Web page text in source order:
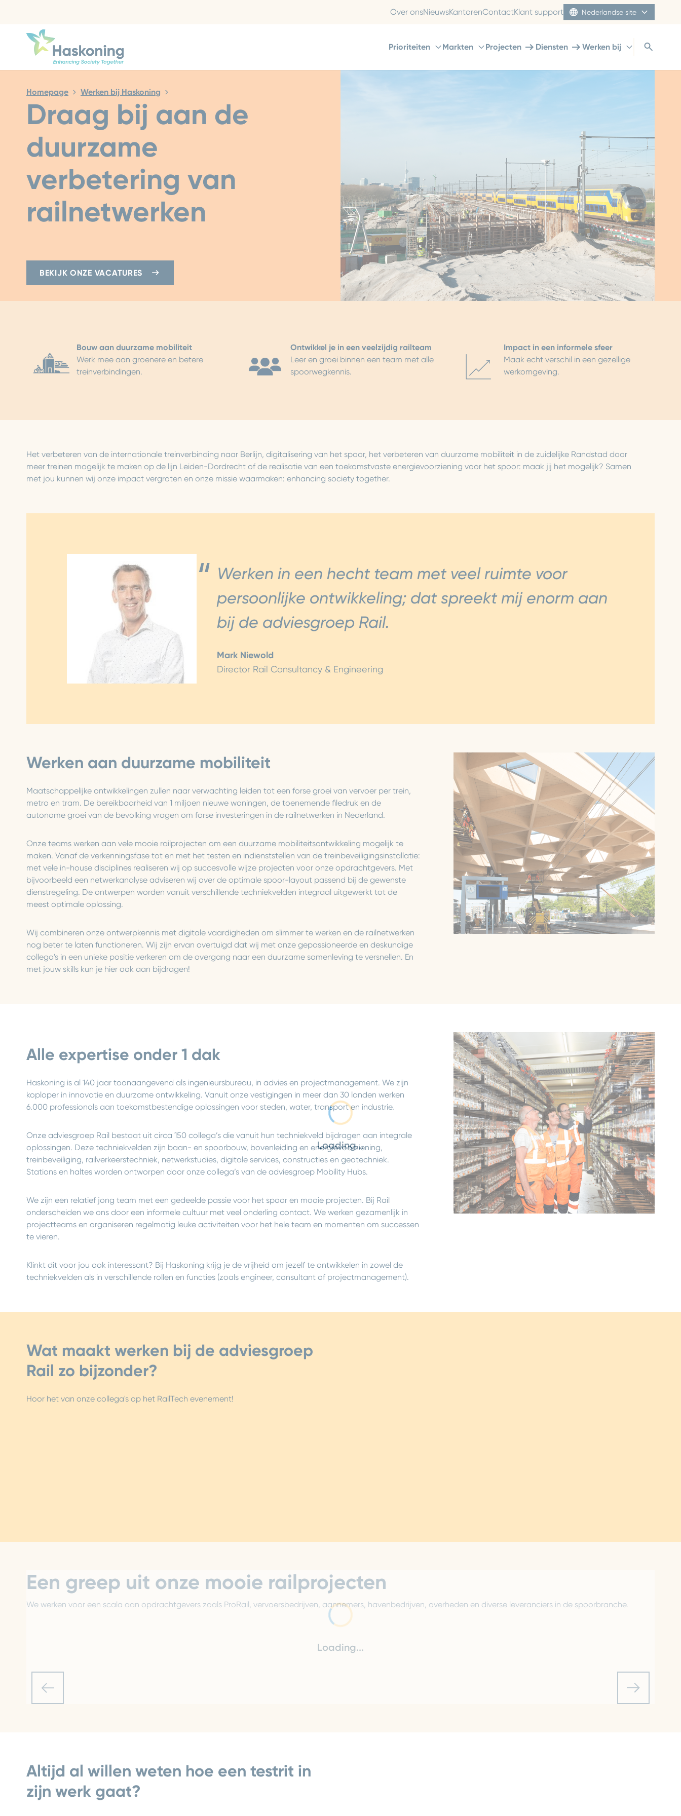
Over onsNieuwsKantorenContactKlant support Nederlandse site
Prioriteiten Markten Projecten Diensten Werken bij
Homepage Werken bij Haskoning
Draag bij aan de
duurzame
verbetering van
railnetwerken
BEKIJK ONZE VACATURES
Bouw aan duurzame mobiliteit
Werk mee aan groenere en betere
treinverbindingen.
Ontwikkel je in een veelzijdig railteam
Leer en groei binnen een team met alle
spoorwegkennis.
Impact in een informele sfeer
Maak echt verschil in een gezellige
werkomgeving.
Het verbeteren van de internationale treinverbinding naar Berlijn, digitalisering van het spoor, het verbeteren van duurzame mobiliteit in de zuidelijke Randstad door
meer treinen mogelijk te maken op de lijn Leiden-Dordrecht of de realisatie van een toekomstvaste energievoorziening voor het spoor: maak jij het mogelijk? Samen
met jou kunnen wij onze impact vergroten en onze missie waarmaken: enhancing society together.
Werken in een hecht team met veel ruimte voor
persoonlijke ontwikkeling; dat spreekt mij enorm aan
bij de adviesgroep Rail.
Mark Niewold
Director Rail Consultancy & Engineering
Werken aan duurzame mobiliteit
Maatschappelijke ontwikkelingen zullen naar verwachting leiden tot een forse groei van vervoer per trein,
metro en tram. De bereikbaarheid van 1 miljoen nieuwe woningen, de toenemende filedruk en de
autonome groei van de bevolking vragen om forse investeringen in de railnetwerken in Nederland.
Onze teams werken aan vele mooie railprojecten om een duurzame mobiliteitsontwikkeling mogelijk te
maken. Vanaf de verkenningsfase tot en met het testen en indienststellen van de treinbeveiligingsinstallatie:
met vele in-house disciplines realiseren wij op succesvolle wijze projecten voor onze opdrachtgevers. Met
bijvoorbeeld een netwerkanalyse adviseren wij over de optimale spoor-layout passend bij de gewenste
dienstregeling. De ontwerpen worden vanuit verschillende techniekvelden integraal uitgewerkt tot de
meest optimale oplossing.
Wij combineren onze ontwerpkennis met digitale vaardigheden om slimmer te werken en de railnetwerken
nog beter te laten functioneren. Wij zijn ervan overtuigd dat wij met onze gepassioneerde en deskundige
collega's in een unieke positie verkeren om de overgang naar een duurzame samenleving te versnellen. En
met jouw skills kun je hier ook aan bijdragen!
Alle expertise onder 1 dak
Haskoning is al 140 jaar toonaangevend als ingenieursbureau, in advies en projectmanagement. We zijn
koploper in innovatie en duurzame ontwikkeling. Vanuit onze vestigingen in meer dan 30 landen werken
6.000 professionals aan toekomstbestendige oplossingen voor steden, water, transport en industrie.
Onze adviesgroep Rail bestaat uit circa 150 collega’s die vanuit hun techniekveld bijdragen aan integrale
oplossingen. Deze techniekvelden zijn baan- en spoorbouw, bovenleiding en energievoorziening,
treinbeveiliging, railverkeerstechniek, netwerkstudies, digitale services, constructies en geotechniek.
Stations en haltes worden ontworpen door onze collega’s van de adviesgroep Mobility Hubs.
We zijn een relatief jong team met een gedeelde passie voor het spoor en mooie projecten. Bij Rail
onderscheiden we ons door een informele cultuur met veel onderling contact. We werken gezamenlijk in
projectteams en organiseren regelmatig leuke activiteiten voor het hele team en momenten om successen
te vieren.
Klinkt dit voor jou ook interessant? Bij Haskoning krijg je de vrijheid om jezelf te ontwikkelen in zowel de
techniekvelden als in verschillende rollen en functies (zoals engineer, consultant of projectmanagement).
Wat maakt werken bij de adviesgroep
Rail zo bijzonder?
Hoor het van onze collega's op het RailTech evenement!
Loading...
Een greep uit onze mooie railprojecten
We werken voor een scala aan opdrachtgevers zoals ProRail, vervoersbedrijven, aannemers, havenbedrijven, overheden en diverse leveranciers in de spoorbranche.
Altijd al willen weten hoe een testrit in
zijn werk gaat?
Loading...